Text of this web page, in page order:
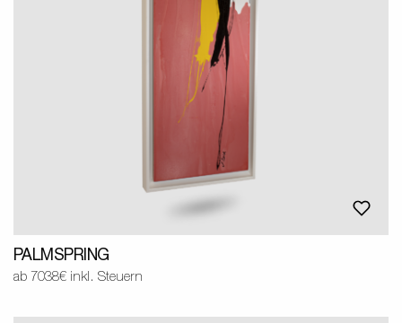
PALMSPRING
ab 7038€ inkl. Steuern